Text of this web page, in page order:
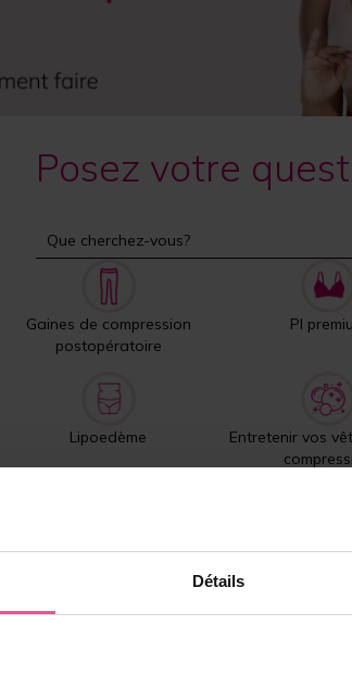
Détails
Posez votre
Gaines de compression
postopératoire
PI
Lipoedème
Entretenir vos
Produits les plus